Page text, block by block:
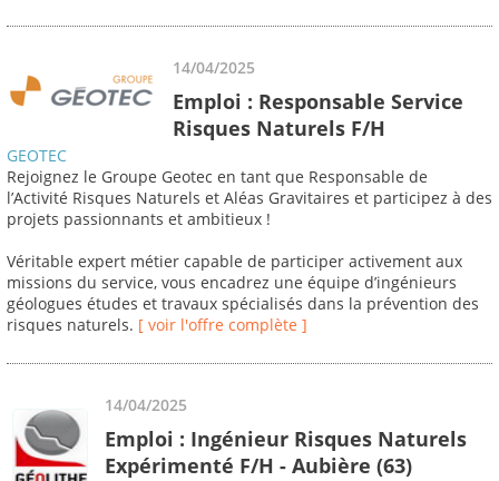
14/04/2025
Emploi : Responsable Service
Risques Naturels F/H
GEOTEC
Rejoignez le Groupe Geotec en tant que Responsable de
l’Activité Risques Naturels et Aléas Gravitaires et participez à des
projets passionnants et ambitieux !
Véritable expert métier capable de participer activement aux
missions du service, vous encadrez une équipe d’ingénieurs
géologues études et travaux spécialisés dans la prévention des
risques naturels. [ voir l'offre complète ]
14/04/2025
Emploi : Ingénieur Risques Naturels
Expérimenté F/H - Aubière (63)